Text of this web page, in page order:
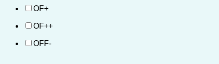
OF+
OF++
OFF-